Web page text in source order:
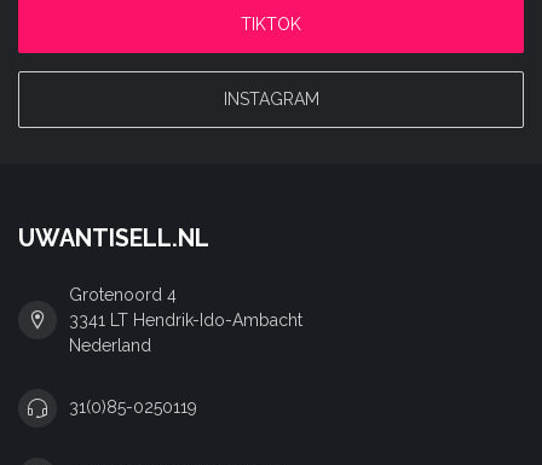
TIKTOK
INSTAGRAM
UWANTISELL.NL
Grotenoord 4
3341 LT Hendrik-Ido-Ambacht
Nederland
31(0)85-0250119